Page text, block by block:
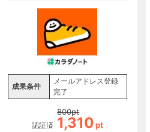
了）（iOS）
成果条件
メールアドレス登録
完了
認証済
800pt
1,310pt